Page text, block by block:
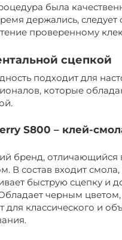
была
держались, следует
проверенному
сцепкой
подходит для
которые
S800 – клей-
бренд, отличающийся
В состав входит
быструю сцепку и
черным цветом,
для классического и